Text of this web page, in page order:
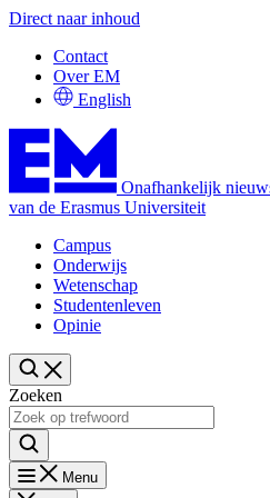
Direct naar inhoud
Contact
Over EM
English
Onafhankelijk
van de Erasmus Universiteit
Campus
Onderwijs
Wetenschap
Studentenleven
Opinie
Zoeken
Menu